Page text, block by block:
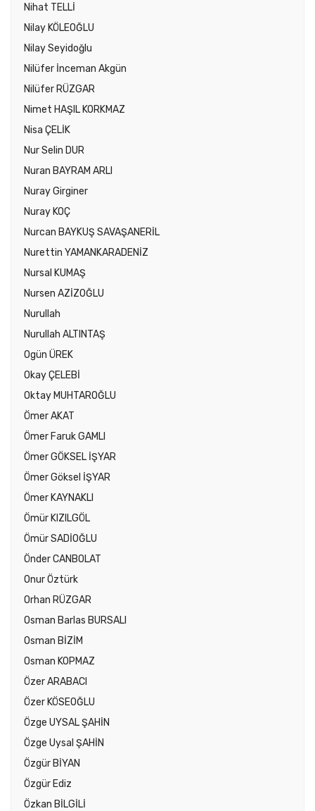
Nihat TELLİ
Nilay KÖLEOĞLU
Nilay Seyidoğlu
Nilüfer İnceman Akgün
Nilüfer RÜZGAR
Nimet HAŞIL KORKMAZ
Nisa ÇELİK
Nur Selin DUR
Nuran BAYRAM ARLI
Nuray Girginer
Nuray KOÇ
Nurcan BAYKUŞ SAVAŞANERİL
Nurettin YAMANKARADENİZ
Nursal KUMAŞ
Nursen AZİZOĞLU
Nurullah
Nurullah ALTINTAŞ
Ogün ÜREK
Okay ÇELEBİ
Oktay MUHTAROĞLU
Ömer AKAT
Ömer Faruk GAMLI
Ömer GÖKSEL İŞYAR
Ömer Göksel İŞYAR
Ömer KAYNAKLI
Ömür KIZILGÖL
Ömür SADİOĞLU
Önder CANBOLAT
Onur Öztürk
Orhan RÜZGAR
Osman Barlas BURSALI
Osman BİZİM
Osman KOPMAZ
Özer ARABACI
Özer KÖSEOĞLU
Özge UYSAL ŞAHİN
Özge Uysal ŞAHİN
Özgür BİYAN
Özgür Ediz
Özkan BİLGİLİ